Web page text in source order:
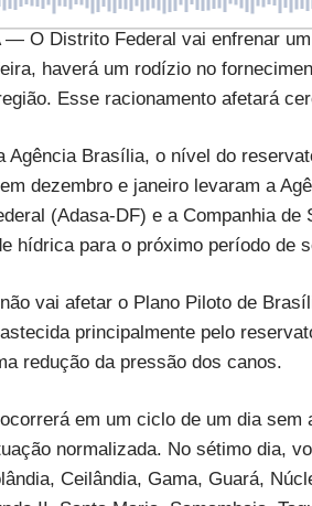
— O Distrito Federal vai enfrenar
haverá um rodízio no
Esse racionamento afetará
Agência Brasília, o nível do
dezembro e janeiro levaram a
(Adasa-DF) e a Companhia
hídrica para o próximo período de
vai afetar o Plano Piloto de
principalmente pelo
redução da pressão dos canos.
em um ciclo de um dia
normalizada. No sétimo dia,
Ceilândia, Gama, Guará,